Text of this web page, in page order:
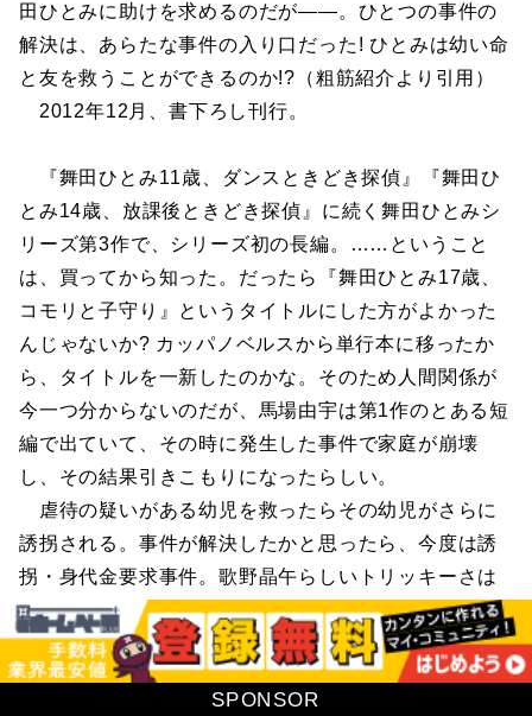
田ひとみに助けを求めるのだが――。ひとつの事件の
解決は、あらたな事件の入り口だった! ひとみは幼い命
と友を救うことができるのか!?（粗筋紹介より引用）
2012年12月、書下ろし刊行。
『舞田ひとみ11歳、ダンスときどき探偵』『舞田ひ
とみ14歳、放課後ときどき探偵』に続く舞田ひとみシ
リーズ第3作で、シリーズ初の長編。……ということ
は、買ってから知った。だったら『舞田ひとみ17歳、
コモリと子守り』というタイトルにした方がよかった
んじゃないか? カッパノベルスから単行本に移ったか
ら、タイトルを一新したのかな。そのため人間関係が
今一つ分からないのだが、馬場由宇は第1作のとある短
編で出ていて、その時に発生した事件で家庭が崩壊
し、その結果引きこもりになったらしい。
虐待の疑いがある幼児を救ったらその幼児がさらに
誘拐される。事件が解決したかと思ったら、今度は誘
拐・身代金要求事件。歌野晶午らしいトリッキーさは
あるが、後味はあまりよくない。舞田ひとみの関わり
方が今一つ不自然で、推理の飛躍がどうしても気にか
かる。それに「かなり長めのエピローグ」がただ長い
だけで、個人的には蛇足にしか思えなかった。
SPONSOR